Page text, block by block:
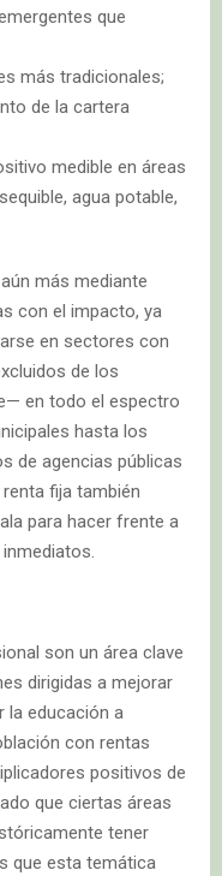
que
más tradicionales;
de la cartera
medible en áreas
agua potable,
más mediante
con el impacto, ya
en sectores con
de los
en todo el espectro
hasta los
de agencias públicas
fija también
para hacer frente a
son un área clave
dirigidas a mejorar
la educación a
con rentas
positivos de
que ciertas áreas
tener
que esta temática